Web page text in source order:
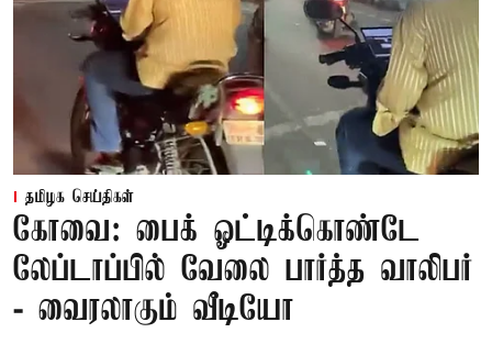
தமிழக செய்திகள்
கோவை: பைக் ஓட்டிக்கொண்டே
லேப்டாப்பில் வேலை பார்த்த வாலிபர்
- வைரலாகும் வீடியோ